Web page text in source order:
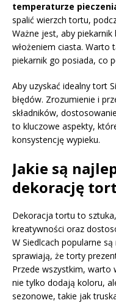
temperaturze
spalić wierzch tortu,
Ważne jest, aby piekarnik
włożeniem ciasta. Warto
piekarnik go posiada, co
Aby uzyskać idealny tort
błędów. Zrozumienie i
składników,
to kluczowe aspekty,
konsystencję wypieku.
Jakie są
dekorację
Dekoracja tortu to
kreatywności oraz
W Siedlcach popularne
sprawiają, że torty
Przede wszystkim, warto
nie tylko dodają koloru,
sezonowe, takie jak